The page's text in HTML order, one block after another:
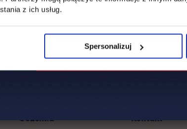
z ich usług.
Spersonalizuj
Uczelnia Kontakt